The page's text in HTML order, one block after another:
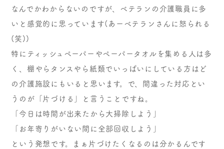
なんでかわからないのですが、ベテランの介護職員に多
いと感覚的に思っています(あーベテランさんに怒られる
(笑))
特にティッシュペーパーやペーパータオルを集める人は多
く、棚やらタンスやら紙類でいっぱいにしている方はど
の介護施設にもいると思います。で、間違った対応とい
うのが「片づける」と言うことですね。
「今日は時間が出来たから大掃除しよう」
「お年寄りがいない間に全部回収しよう」
という発想です。まぁ片づけたくなるのは分かるんです